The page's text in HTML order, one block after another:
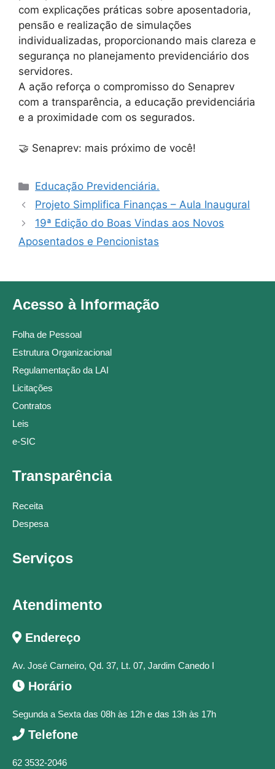
com explicações práticas sobre aposentadoria,
pensão e realização de simulações
individualizadas, proporcionando mais clareza e
segurança no planejamento previdenciário dos
servidores.
A ação reforça o compromisso do Senaprev
com a transparência, a educação previdenciária
e a proximidade com os segurados.
🤝 Senaprev: mais próximo de você!
Educação Previdenciária.
Projeto Simplifica Finanças – Aula Inaugural
19ª Edição do Boas Vindas aos Novos
Aposentados e Pencionistas
Acesso à Informação
Folha de Pessoal
Estrutura Organizacional
Regulamentação da LAI
Licitações
Contratos
Leis
e-SIC
Transparência
Receita
Despesa
Serviços
Atendimento
Endereço
Av. José Carneiro, Qd. 37, Lt. 07, Jardim Canedo I
Horário
Segunda a Sexta das 08h às 12h e das 13h às 17h
Telefone
62 3532-2046